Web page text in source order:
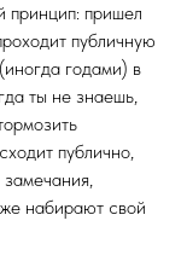
принцип: пришел
публичную
годами) в
ты не знаешь,
публично,
набирают свой